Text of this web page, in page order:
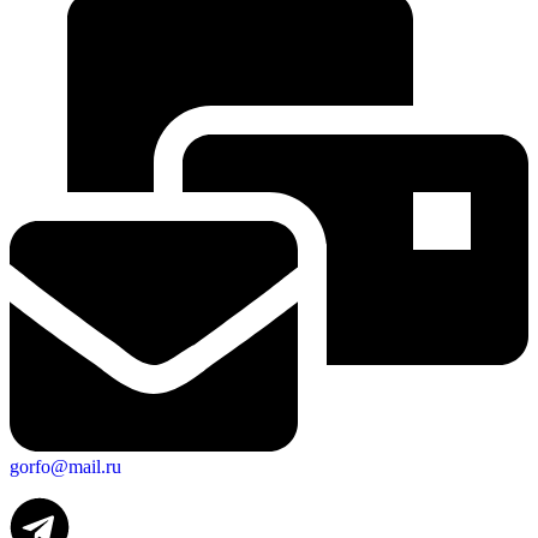
gorfo@mail.ru